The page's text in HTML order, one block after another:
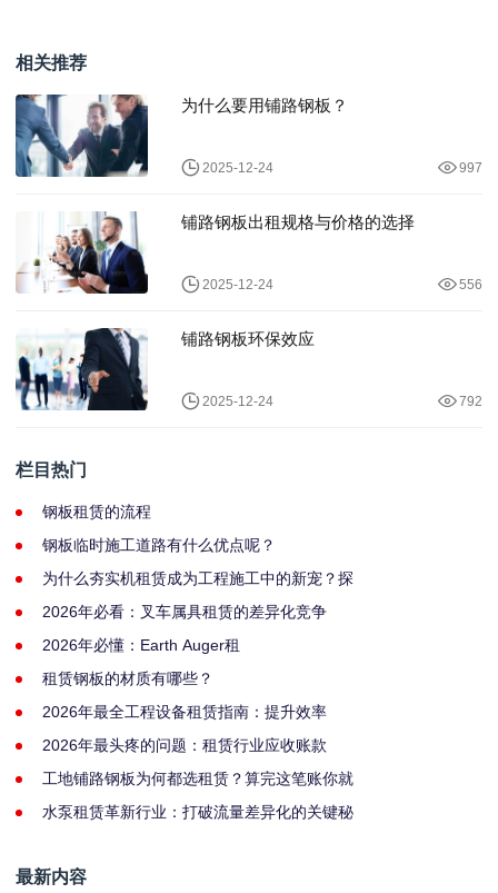
相关推荐
为什么要用铺路钢板？
2025-12-24 997
铺路钢板出租规格与价格的选择
2025-12-24 556
铺路钢板环保效应
2025-12-24 792
栏目热门
钢板租赁的流程
钢板临时施工道路有什么优点呢？
为什么夯实机租赁成为工程施工中的新宠？探
2026年必看：叉车属具租赁的差异化竞争
2026年必懂：Earth Auger租
租赁钢板的材质有哪些？
2026年最全工程设备租赁指南：提升效率
2026年最头疼的问题：租赁行业应收账款
工地铺路钢板为何都选租赁？算完这笔账你就
水泵租赁革新行业：打破流量差异化的关键秘
最新内容